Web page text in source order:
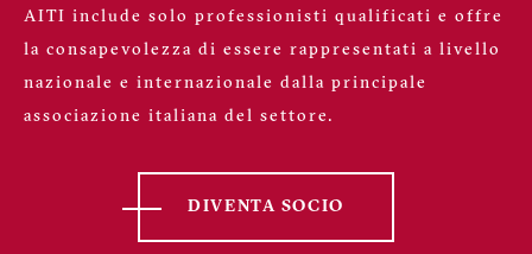
AITI include solo professionisti qualificati e offre
la consapevolezza di essere rappresentati a livello
nazionale e internazionale dalla principale
associazione italiana del settore.
DIVENTA SOCIO